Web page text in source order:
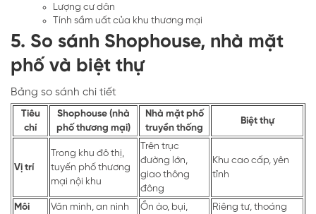
Lượng cư dân
Tính sầm uất của khu thương mại
5. So sánh Shophouse, nhà mặt
phố và biệt thự
Bảng so sánh chi tiết
Tiêu
chí
Shophouse (nhà
phố thương mại)
Nhà mặt phố
truyền thống
Biệt thự
Vị trí
Trong khu đô thị,
tuyến phố thương
mại nội khu
Trên trục
đường lớn,
giao thông
đông
Khu cao cấp, yên
tĩnh
Môi
Văn minh, an ninh
Ồn ào, bụi,
Riêng tư, thoáng